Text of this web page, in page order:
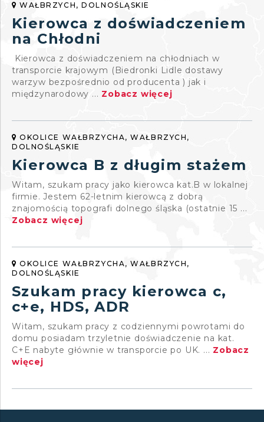
WAŁBRZYCH, DOLNOŚLĄSKIE
Kierowca z doświadczeniem
na Chłodni
Kierowca z doświadczeniem na chłodniach w
transporcie krajowym (Biedronki Lidle dostawy
warzyw bezpośrednio od producenta ) jak i
międzynarodowy ... Zobacz więcej
OKOLICE WAŁBRZYCHA, WAŁBRZYCH,
DOLNOŚLĄSKIE
Kierowca B z długim stażem
Witam, szukam pracy jako kierowca kat.B w lokalnej
firmie. Jestem 62-letnim kierowcą z dobrą
znajomością topografi dolnego śląska (ostatnie 15 ...
Zobacz więcej
OKOLICE WAŁBRZYCHA, WAŁBRZYCH,
DOLNOŚLĄSKIE
Szukam pracy kierowca c,
c+e, HDS, ADR
Witam, szukam pracy z codziennymi powrotami do
domu posiadam trzyletnie doświadczenie na kat.
C+E nabyte głównie w transporcie po UK. ... Zobacz
więcej